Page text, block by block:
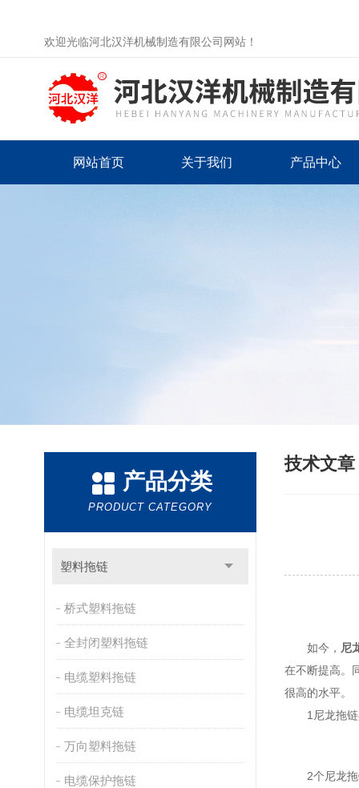
欢迎光临河北汉洋机械制造有限公司网站！
网站首页 关于我们 产品中心
产品分类
PRODUCT CATEGORY
塑料拖链
桥式塑料拖链
全封闭塑料拖链
电缆塑料拖链
电缆坦克链
万向塑料拖链
电缆保护拖链
技术文章
如今， 尼
在不断提高。
很高的水平。
1尼龙拖链具
2个尼龙拖链